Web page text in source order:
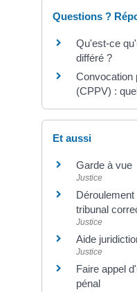
Questions ?
Qu'est-ce
différé ?
Convocation
(CPPV) :
Et aussi
Garde à vue
Justice
tribunal
Justice
Aide
Justice
Faire appel
pénal